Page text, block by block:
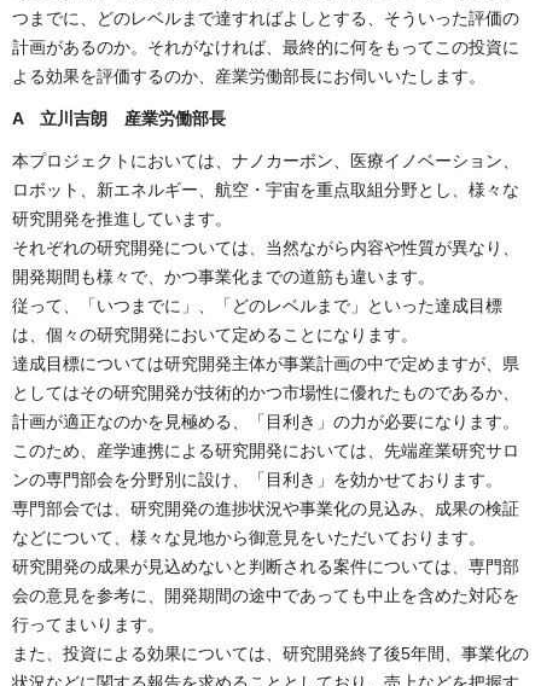
つまでに、どのレベルまで達すればよしとする、そういった評価の
計画があるのか。それがなければ、最終的に何をもってこの投資に
よる効果を評価するのか、産業労働部長にお伺いいたします。
A 立川吉朗 産業労働部長
本プロジェクトにおいては、ナノカーボン、医療イノベーション、
ロボット、新エネルギー、航空・宇宙を重点取組分野とし、様々な
研究開発を推進しています。
それぞれの研究開発については、当然ながら内容や性質が異なり、
開発期間も様々で、かつ事業化までの道筋も違います。
従って、「いつまでに」、「どのレベルまで」といった達成目標
は、個々の研究開発において定めることになります。
達成目標については研究開発主体が事業計画の中で定めますが、県
としてはその研究開発が技術的かつ市場性に優れたものであるか、
計画が適正なのかを見極める、「目利き」の力が必要になります。
このため、産学連携による研究開発においては、先端産業研究サロ
ンの専門部会を分野別に設け、「目利き」を効かせております。
専門部会では、研究開発の進捗状況や事業化の見込み、成果の検証
などについて、様々な見地から御意見をいただいております。
研究開発の成果が見込めないと判断される案件については、専門部
会の意見を参考に、開発期間の途中であっても中止を含めた対応を
行ってまいります。
また、投資による効果については、研究開発終了後5年間、事業化の